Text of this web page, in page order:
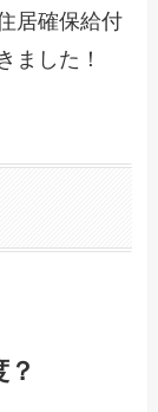
居確保給付
ました！